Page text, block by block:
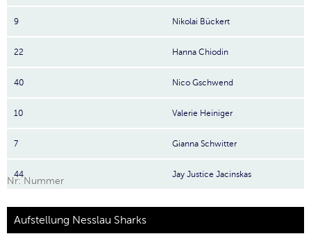
9 Nikolai Bückert
22 Hanna Chiodin
40 Nico Gschwend
10 Valerie Heiniger
7 Gianna Schwitter
44 Jay Justice Jacinskas
Nr: Nummer
Aufstellung Nesslau Sharks